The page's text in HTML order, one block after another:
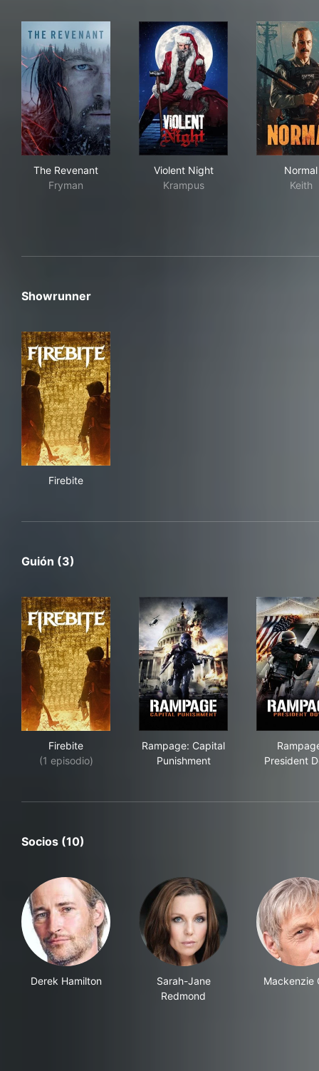
The Revenant
Fryman
Violent Night
Krampus
Normal
Keith
Showrunner
Firebite
Guión (3)
Firebite
(1 episodio)
Rampage: Capital
Punishment
President
Socios (10)
Derek Hamilton
Sarah-Jane
Redmond
Mackenzie